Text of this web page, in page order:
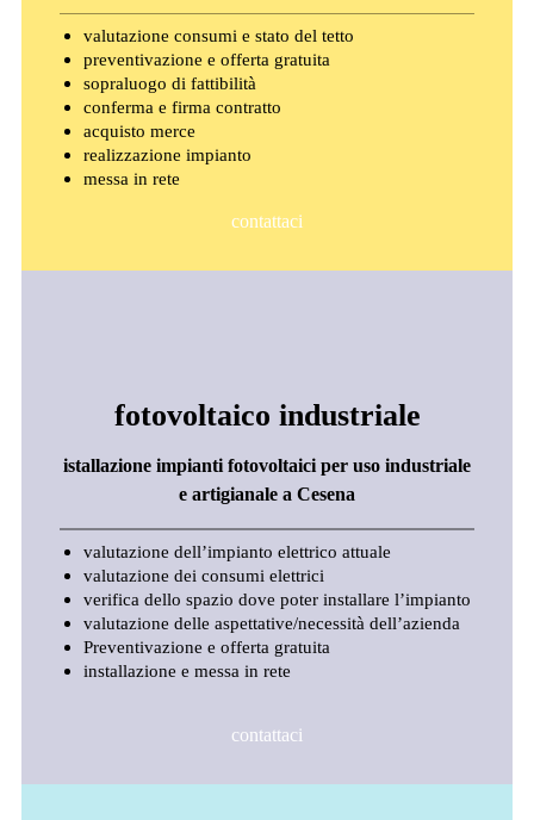
valutazione consumi e stato del tetto
preventivazione e offerta gratuita
sopraluogo di fattibilità
conferma e firma contratto
acquisto merce
realizzazione impianto
messa in rete
contattaci
fotovoltaico industriale
istallazione impianti fotovoltaici per uso industriale
e artigianale a Cesena
valutazione dell’impianto elettrico attuale
valutazione dei consumi elettrici
verifica dello spazio dove poter installare l’impianto
valutazione delle aspettative/necessità dell’azienda
Preventivazione e offerta gratuita
installazione e messa in rete
contattaci